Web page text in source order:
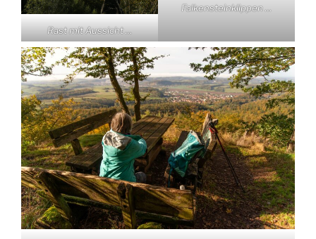
Rast mit Aussicht …
Falkensteinklippen …